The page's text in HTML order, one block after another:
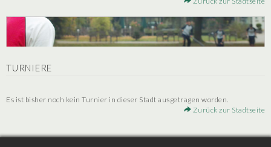
TURNIERE
Es ist bisher noch kein Turnier in dieser Stadt ausgetragen worden.
Zurück zur Stadtseite